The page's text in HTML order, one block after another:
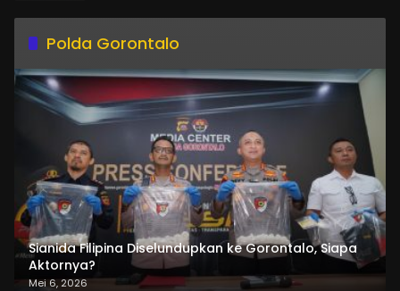
Polda Gorontalo
Sianida Filipina Diselundupkan ke Gorontalo, Siapa
Aktornya?
Mei 6, 2026